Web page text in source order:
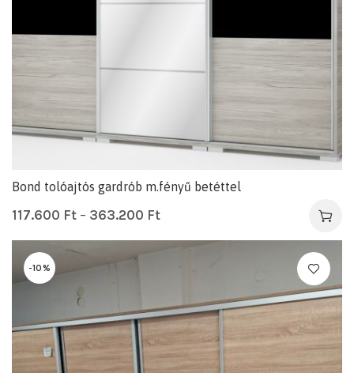
Bond tolóajtós gardrób m.fényű betéttel
117.600 Ft – 363.200 Ft
-10%